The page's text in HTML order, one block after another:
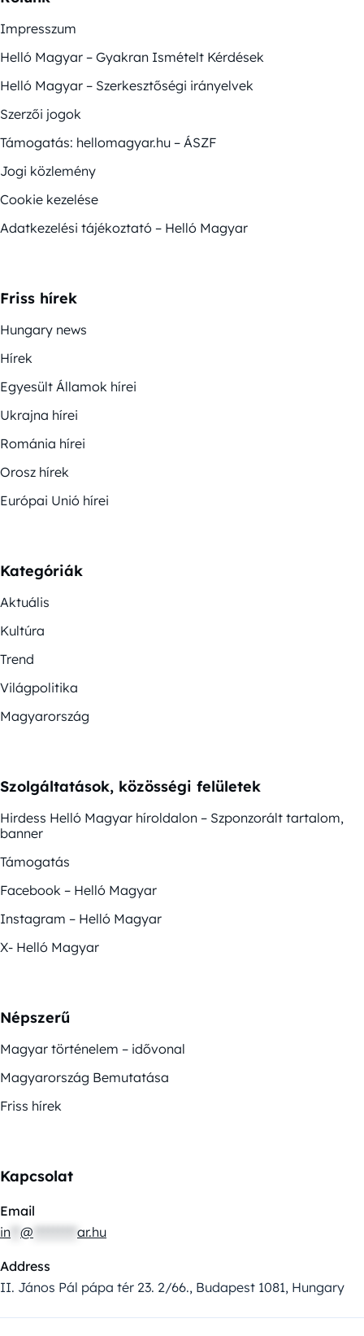
Impresszum
Helló Magyar – Gyakran Ismételt Kérdések
Helló Magyar – Szerkesztőségi irányelvek
Szerzői jogok
Támogatás: hellomagyar.hu – ÁSZF
Jogi közlemény
Cookie kezelése
Adatkezelési tájékoztató – Helló Magyar
Friss hírek
Hungary news
Hírek
Egyesült Államok hírei
Ukrajna hírei
Románia hírei
Orosz hírek
Európai Unió hírei
Kategóriák
Aktuális
Kultúra
Trend
Világpolitika
Magyarország
Szolgáltatások, közösségi felületek
Hirdess Helló Magyar híroldalon – Szponzorált tartalom,
banner
Támogatás
Facebook – Helló Magyar
Instagram – Helló Magyar
X- Helló Magyar
Népszerű
Magyar történelem – idővonal
Magyarország Bemutatása
Friss hírek
Kapcsolat
Email
in @ ar.hu
Address
II. János Pál pápa tér 23. 2/66., Budapest 1081, Hungary